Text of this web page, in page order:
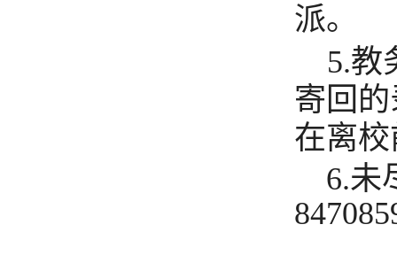
派。
5.教
寄回
在离
6.未